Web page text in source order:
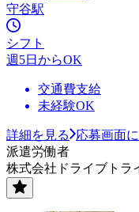
守谷駅
シフト
週5日からOK
交通費支給
未経験OK
詳細を見る
応募画面
派遣労働者
株式会社ドライブトラ